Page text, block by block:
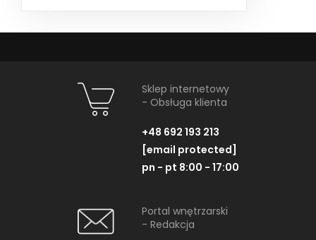
Sklep internetowy
- Obsługa klienta
+48 692 193 213
[email protected]
pn - pt 8:00 - 17:00
Portal wnętrzarski
- Redakcja